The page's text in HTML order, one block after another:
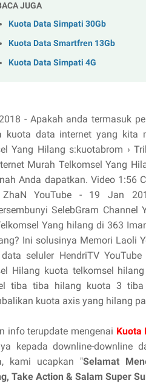
JUGA
Kuota Data Simpati 30Gb
Kuota Data Smartfren 13Gb
Kuota Data Simpati 4G
- Apakah anda termasuk
kuota data internet yang kita
Yang Hilang s:kuotabrom ›
Murah Telkomsel Yang
Anda dapatkan. Video 1:56
ZhaN YouTube - 19 Jan
SelebGram
Yang hilang di 363
Ini solusinya Memori Laoli
seluler HendriTV
Hilang kuota telkomsel
tiba tiba hilang kuota 3
kuota axis yang hilang
info terupdate mengenai Kuota
kepada downline-
kami ucapkan "Selamat
Take Action & Salam Super